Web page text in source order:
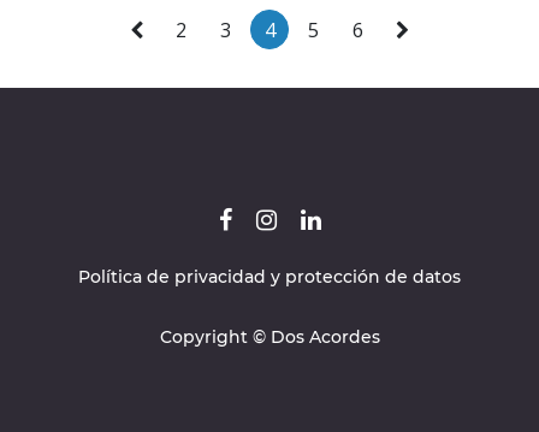
2 3 4 5 6
Política de privacidad y protección de datos
Copyright © Dos Acordes